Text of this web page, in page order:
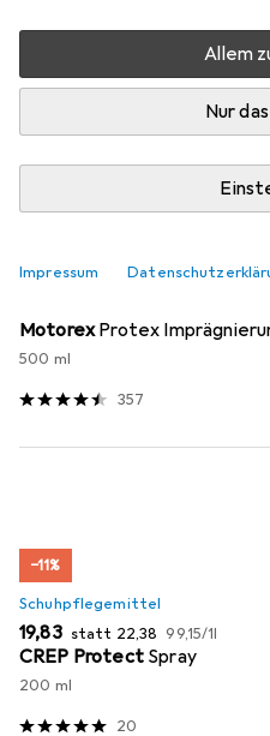
Allem
Nur
Impressum
Produktliste
Schuhpflegemittel
MotorexProtex
500 ml
357
−11%
Schuhpflegemittel
EUR
19,83 statt EUR
22,38 EUR
99,15/1l
CREP Protect Spray
200 ml
20